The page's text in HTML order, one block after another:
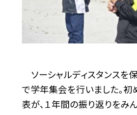
ソーシャルディスタンスを
で学年集会を行いました。初
表が、１年間の振り返りをみ